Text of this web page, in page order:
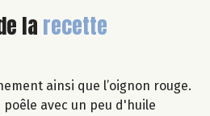
larecette
ainsi que l’oignon rouge.
avec un peu d'huile